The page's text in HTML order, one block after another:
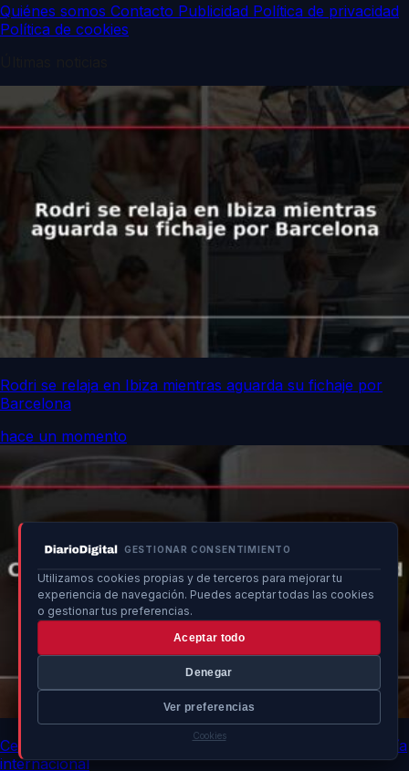
GESTIONAR CONSENTIMIENTO
Utilizamos cookies propias y de terceros para mejorar tu
experiencia de navegación. Puedes aceptar todas las cookies
o gestionar tus preferencias.
Aceptar todo
Denegar
Ver preferencias
Cookies
Quiénes somos Contacto Publicidad Política de privacidad
Política de cookies
Rodri se relaja en Ibiza mientras aguarda su fichaje por
Barcelona
hace un momento
Cerveza sin alcohol gana popularidad en España en su día
internacional